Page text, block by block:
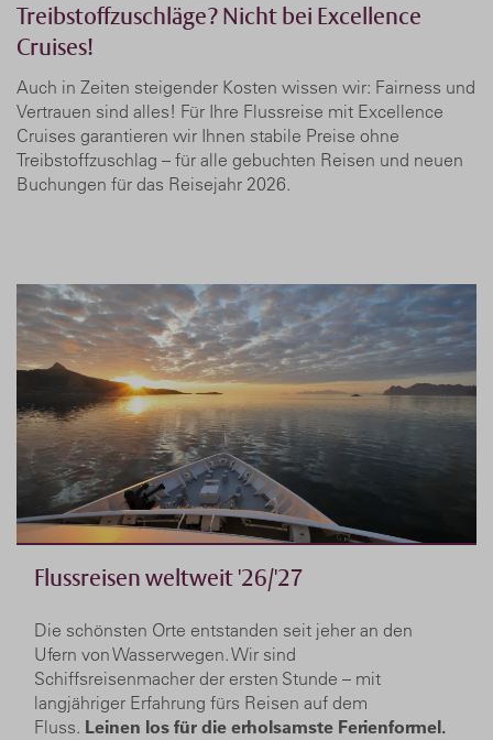
Treibstoffzuschläge? Nicht bei Excellence
Cruises!
Auch in Zeiten steigender Kosten wissen wir: Fairness und
Vertrauen sind alles! Für Ihre Flussreise mit Excellence
Cruises garantieren wir Ihnen stabile Preise ohne
Treibstoffzuschlag – für alle gebuchten Reisen und neuen
Buchungen für das Reisejahr 2026.
Flussreisen weltweit '26/'27
Die schönsten Orte entstanden seit jeher an den
Ufern von Wasserwegen. Wir sind
Schiffsreisenmacher der ersten Stunde – mit
langjähriger Erfahrung fürs Reisen auf dem
Fluss. Leinen los für die erholsamste Ferienformel.